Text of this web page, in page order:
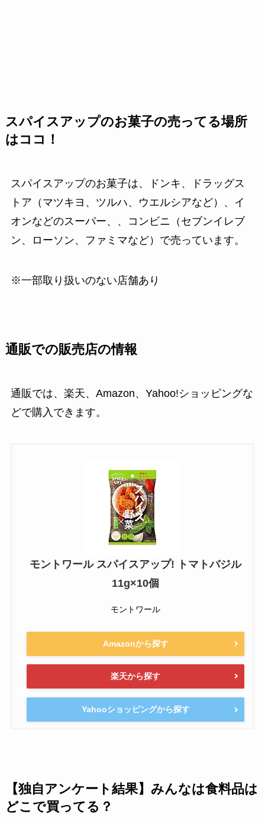
スパイスアップのお菓子の売ってる場所
はココ！
スパイスアップのお菓子は、ドンキ、ドラッグス
トア（マツキヨ、ツルハ、ウエルシアなど）、イ
オンなどのスーパー、、コンビニ（セブンイレブ
ン、ローソン、ファミマなど）で売っています。
※一部取り扱いのない店舗あり
通販での販売店の情報
通販では、楽天、Amazon、Yahoo!ショッピングな
どで購入できます。
モントワール スパイスアップ! トマトバジル
11g×10個
モントワール
Amazonから探す
楽天から探す
Yahooショッピングから探す
【独自アンケート結果】みんなは食料品は
どこで買ってる？